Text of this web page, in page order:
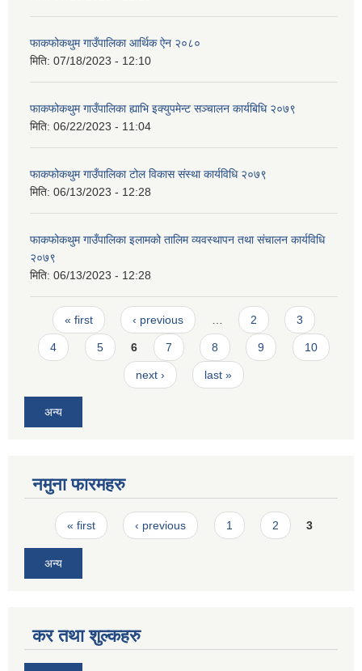
फाकफोकथुम गाउँपालिका आर्थिक ऐन २०८०
मिति: 07/18/2023 - 12:10
फाकफोकथुम गाउँपालिका ह्याभि इक्युपमेन्ट सञ्चालन कार्यबिधि २०७९
मिति: 06/22/2023 - 11:04
फाकफोकथुम गाउँपालिका टोल विकास संस्था कार्यविधि २०७९
मिति: 06/13/2023 - 12:28
फाकफोकथुम गाउँपालिका इलामको तालिम व्यवस्थापन तथा संचालन कार्यविधि
२०७९
मिति: 06/13/2023 - 12:28
Pages
« first ‹ previous 2 3
4 5 6 7 8 9 10
next › last »
अन्य
नमुना फारमहरु
Pages
« first ‹ previous 1 2 3
अन्य
कर तथा शुल्कहरु